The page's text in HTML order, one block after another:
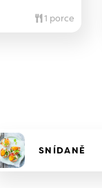
1 porce
SNÍDANĚ